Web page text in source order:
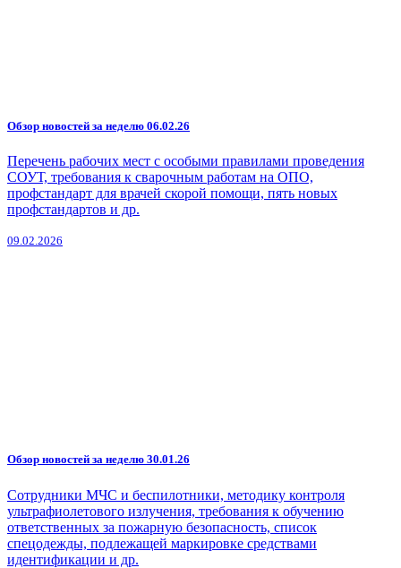
Обзор новостей за неделю 06.02.26
Перечень рабочих мест с особыми правилами проведения
СОУТ, требования к сварочным работам на ОПО,
профстандарт для врачей скорой помощи, пять новых
профстандартов и др.
09.02.2026
Обзор новостей за неделю 30.01.26
Сотрудники МЧС и беспилотники, методику контроля
ультрафиолетового излучения, требования к обучению
ответственных за пожарную безопасность, список
спецодежды, подлежащей маркировке средствами
идентификации и др.